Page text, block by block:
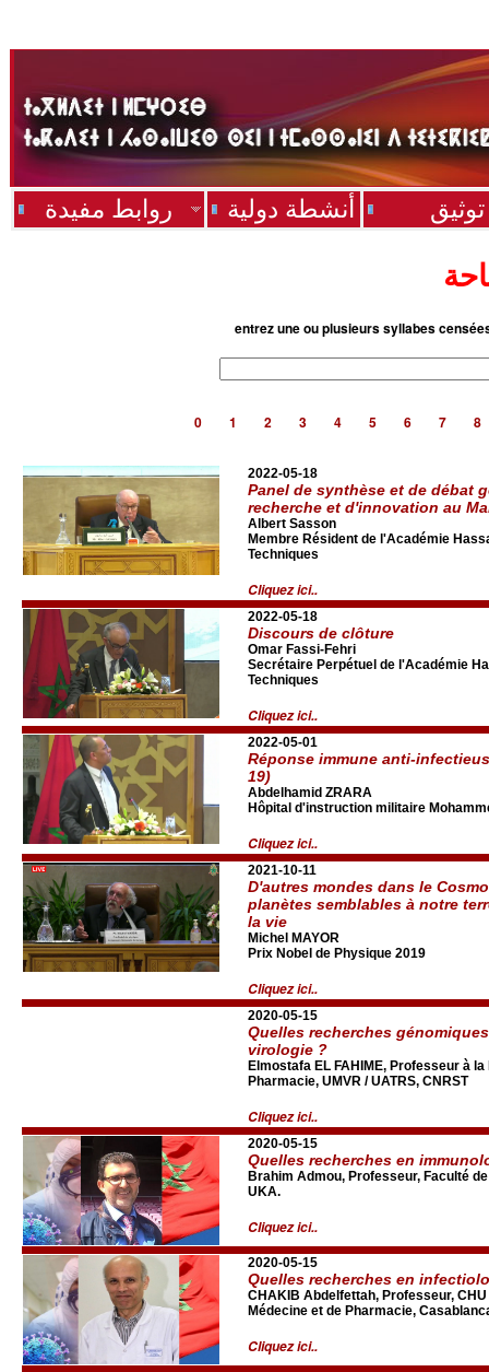
روابط مفيدة أنشطة دولية توثيق
entrez une ou plusieurs syllabes
0 1 2 3 4 5 6 7 8
2022-05-18
Panel de synthèse et de débat
recherche et d'innovation au
Albert Sasson
Membre Résident de l'Académie
Techniques
Cliquez ici..
2022-05-18
Discours de clôture
Omar Fassi-Fehri
Secrétaire Perpétuel de l'Académie
Techniques
Cliquez ici..
2022-05-01
Réponse immune anti-
19)
Abdelhamid ZRARA
Hôpital d'instruction militaire
Cliquez ici..
2021-10-11
D'autres mondes dans le
planètes semblables à notre
la vie
Michel MAYOR
Prix Nobel de Physique 2019
Cliquez ici..
2020-05-15
Quelles recherches
virologie ?
Elmostafa EL FAHIME, Professeur à
Pharmacie, UMVR / UATRS, CNRST
Cliquez ici..
2020-05-15
Quelles recherches en
Brahim Admou, Professeur, Faculté
UKA.
Cliquez ici..
2020-05-15
Quelles recherches en
CHAKIB Abdelfettah, Professeur,
Médecine et de Pharmacie,
Cliquez ici..